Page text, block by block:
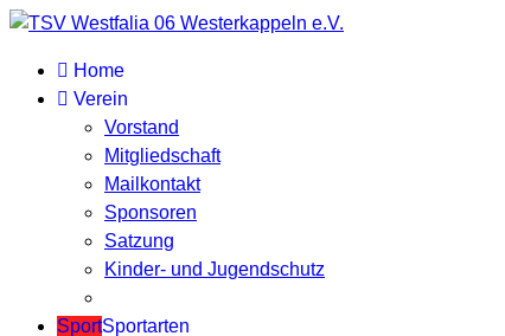
Home
Verein
Vorstand
Mitgliedschaft
Mailkontakt
Sponsoren
Satzung
Kinder- und Jugendschutz
SportSportarten